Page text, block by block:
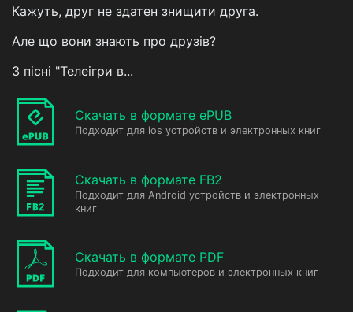
Кажуть, друг не здатен знищити друга.
Але що вони знають про друзів?
З пісні "Телеігри в...
Скачать в формате ePUB
Подходит для ios устройств и электронных книг
Скачать в формате FB2
Подходит для Android устройств и электронных
книг
Скачать в формате PDF
Подходит для компьютеров и электронных книг